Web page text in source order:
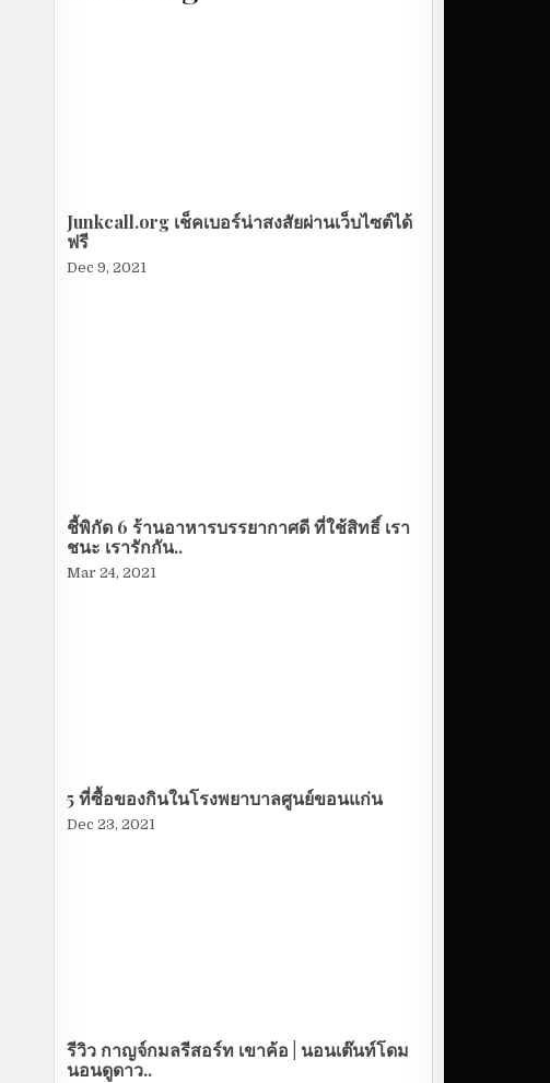
Junkcall.org เช็คเบอร์น่าสงสัยผ่านเว็บไซต์ได้
ฟรี
Dec 9, 2021
ชี้พิกัด 6 ร้านอาหารบรรยากาศดี ที่ใช้สิทธิ์ เรา
ชนะ เรารักกัน..
Mar 24, 2021
5 ที่ซื้อของกินในโรงพยาบาลศูนย์ขอนแก่น
Dec 23, 2021
รีวิว กาญจ์กมลรีสอร์ท เขาค้อ | นอนเต๊นท์โดม
นอนดูดาว..